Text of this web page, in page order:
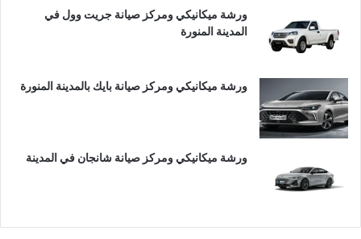
ورشة ميكانيكي ومركز صيانة جريت وول في
المدينة المنورة
ورشة ميكانيكي ومركز صيانة بايك بالمدينة المنورة
ورشة ميكانيكي ومركز صيانة شانجان في المدينة